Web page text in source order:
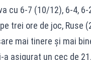
cu 6-7 (10/12), 6-4, 6-
trei ore de joc, Ruse
mai tinere și mai
a asigurat un cec de